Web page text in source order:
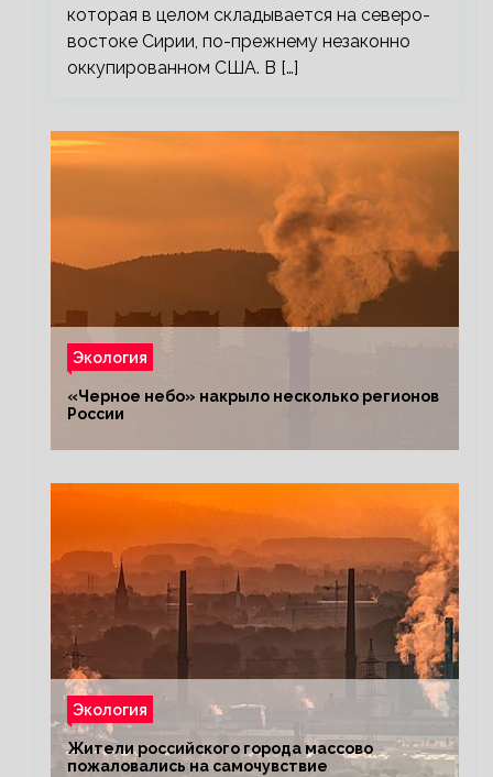
которая в целом складывается на северо-
востоке Сирии, по-прежнему незаконно
оккупированном США. В […]
Экология
«Черное небо» накрыло несколько регионов
России
Экология
Жители российского города массово
пожаловались на самочувствие